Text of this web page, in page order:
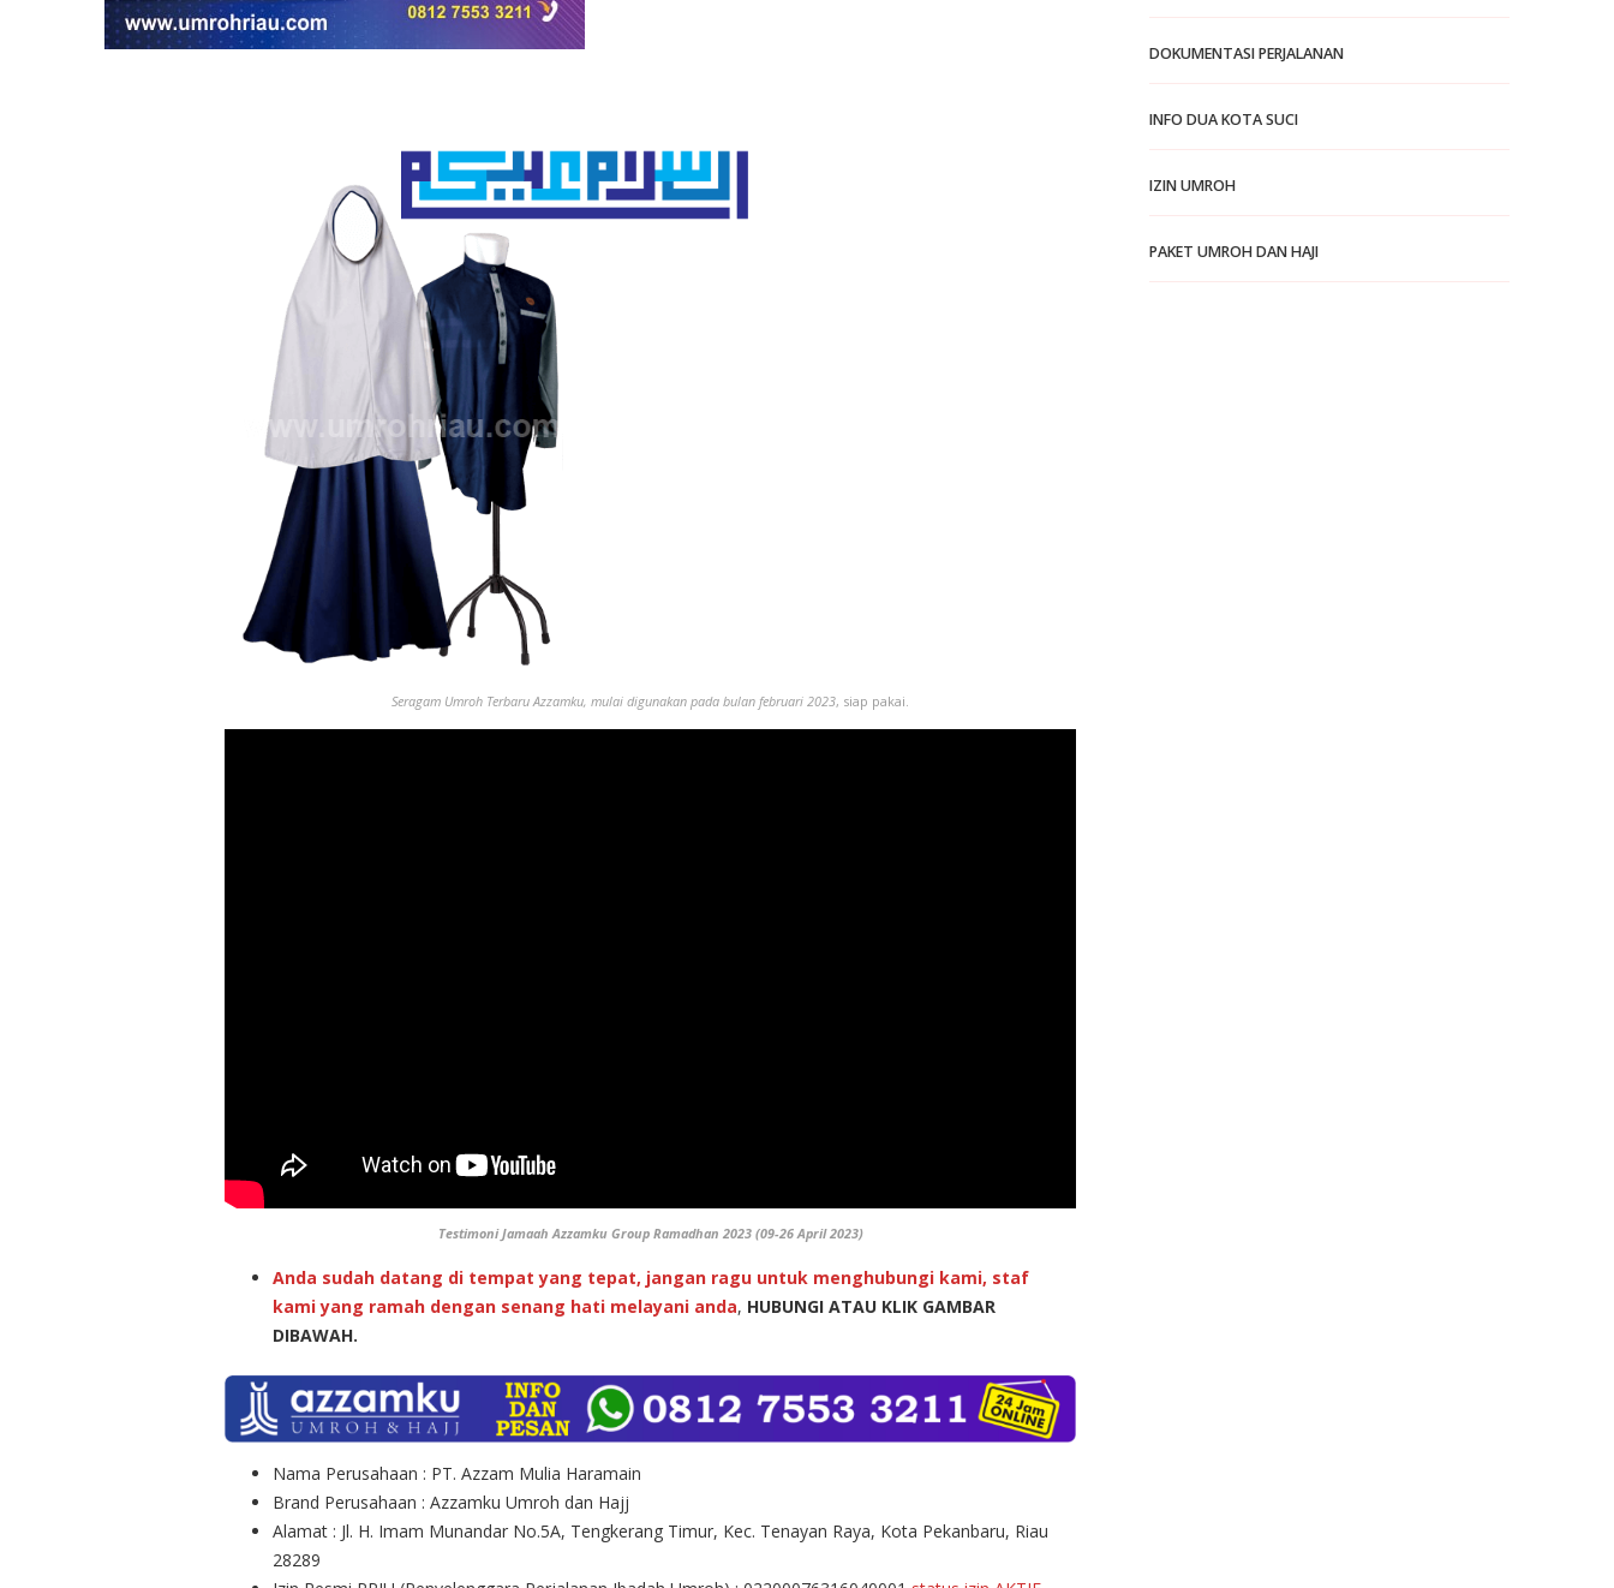
Seragam Umroh Terbaru Azzamku, mulai digunakan pada bulan februari 2023, siap pakai.
Testimoni Jamaah Azzamku Group Ramadhan 2023 (09-26 April 2023)
Anda sudah datang di tempat yang tepat, jangan ragu untuk menghubungi kami, staf
kami yang ramah dengan senang hati melayani anda, HUBUNGI ATAU KLIK GAMBAR
DIBAWAH.
Nama Perusahaan : PT. Azzam Mulia Haramain
Brand Perusahaan : Azzamku Umroh dan Hajj
Alamat : Jl. H. Imam Munandar No.5A, Tengkerang Timur, Kec. Tenayan Raya, Kota Pekanbaru, Riau
28289
DOKUMENTASI PERJALANAN
INFO DUA KOTA SUCI
IZIN UMROH
PAKET UMROH DAN HAJI